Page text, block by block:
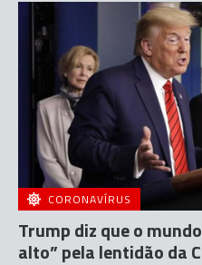
CORONAVÍRUS
Trump diz que o
alto” pela lentidão da